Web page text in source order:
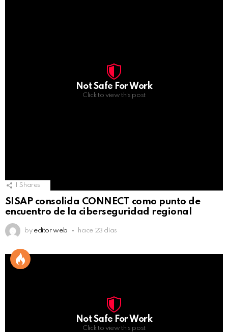
Not Safe For Work
Click to view this post
1 Shares
SISAP consolida CONNECT como punto de
encuentro de la ciberseguridad regional
by editor web hace 23 días
Not Safe For Work
Click to view this post